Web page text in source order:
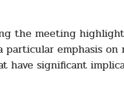
the meeting
particular emphasis
have significant